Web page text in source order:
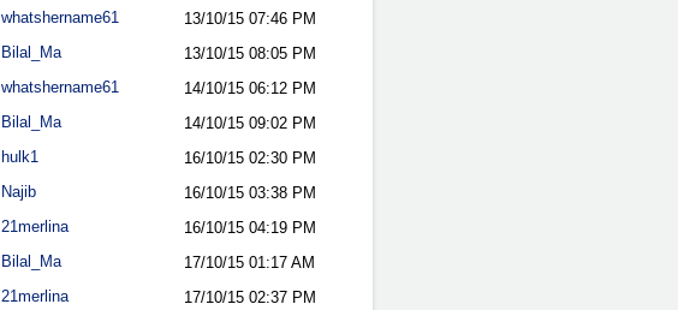
whatshername61 13/10/15 07:46 PM
Bilal_Ma 13/10/15 08:05 PM
whatshername61 14/10/15 06:12 PM
Bilal_Ma 14/10/15 09:02 PM
hulk1 16/10/15 02:30 PM
Najib 16/10/15 03:38 PM
21merlina 16/10/15 04:19 PM
Bilal_Ma 17/10/15 01:17 AM
21merlina 17/10/15 02:37 PM